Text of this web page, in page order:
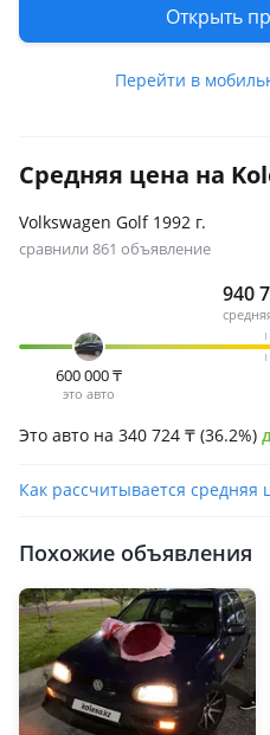
Открыть
Перейти в
Комментарий
Средняя цена на
Volkswagen Golf 1992 г.
сравнили 861 объявление
940
600 000₸
это авто
Это авто на 340 724 ₸ (36.2%)
Как рассчитывается средняя
Похожие объявления